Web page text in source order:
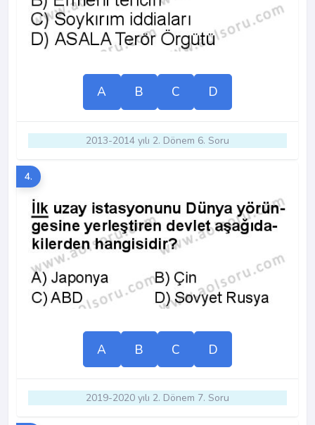
A B C D
2013-2014 yılı 2. Dönem 6. Soru
4.
A B C D
2019-2020 yılı 2. Dönem 7. Soru